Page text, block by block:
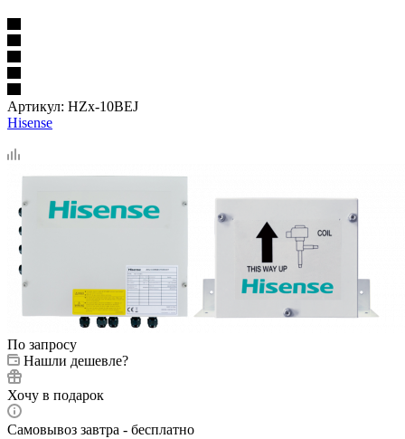
Артикул: HZx-10BEJ
Hisense
По запросу
Нашли дешевле?
Хочу в подарок
Самовывоз завтра - бесплатно